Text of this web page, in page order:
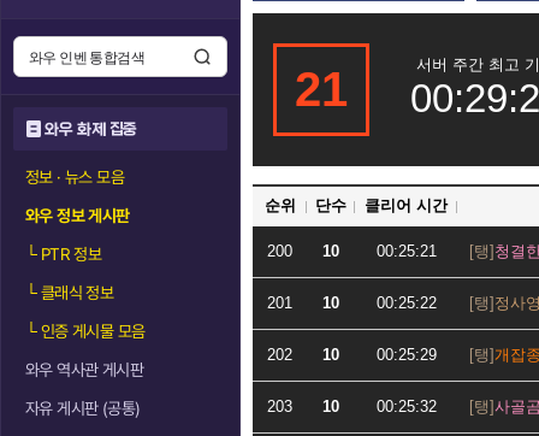
와우 화제 집중
정보 · 뉴스 모음
와우 정보 게시판
└PTR 정보
└클래식 정보
└인증 게시물 모음
와우 역사관 게시판
자유 게시판 (공통)
21 서버 주간 최고
순위 단수 클리어 시간
200 10 00:25:21 청결
201 10 00:25:22 정사
202 10 00:25:29 개잡
203 10 00:25:32 사골